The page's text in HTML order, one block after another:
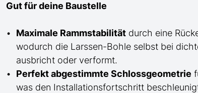
Gut für deine Baustelle
Maximale Rammstabilität durch eine
wodurch die Larssen-Bohle selbst bei
ausbricht oder verformt.
Perfekt abgestimmte Schlossgeometrie
was den Installationsfortschritt